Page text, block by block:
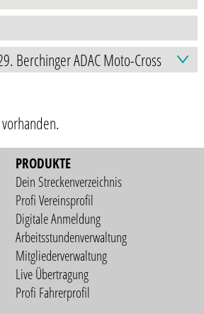
PRODUKTE
Dein Streckenverzeichnis
Profi Vereinsprofil
Digitale Anmeldung
Arbeitsstundenverwaltung
Mitgliederverwaltung
Live Übertragung
Profi Fahrerprofil